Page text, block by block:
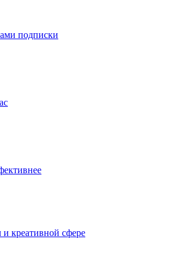
подписки
креативной сфере